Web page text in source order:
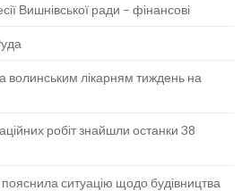
Вишнівської ради – фінансові
лікарням тиждень на
робіт знайшли останки 38
ситуацію щодо будівництва